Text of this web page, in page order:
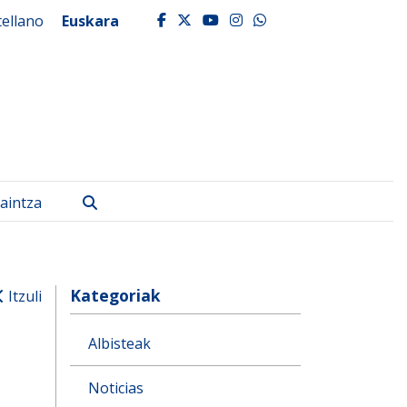
Euskara facebook
twitter
youtube
instagram
whatsapp
Itzuli Kategoriak
Albisteak
Noticias